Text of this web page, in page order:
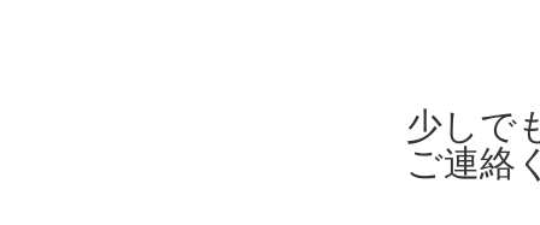
少しで
ご連絡